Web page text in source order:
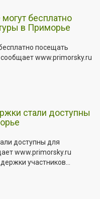
бесплатно
в Приморье
посещать
www.primorsky.ru
стали доступны
доступны для
www.primorsky.ru
участников...